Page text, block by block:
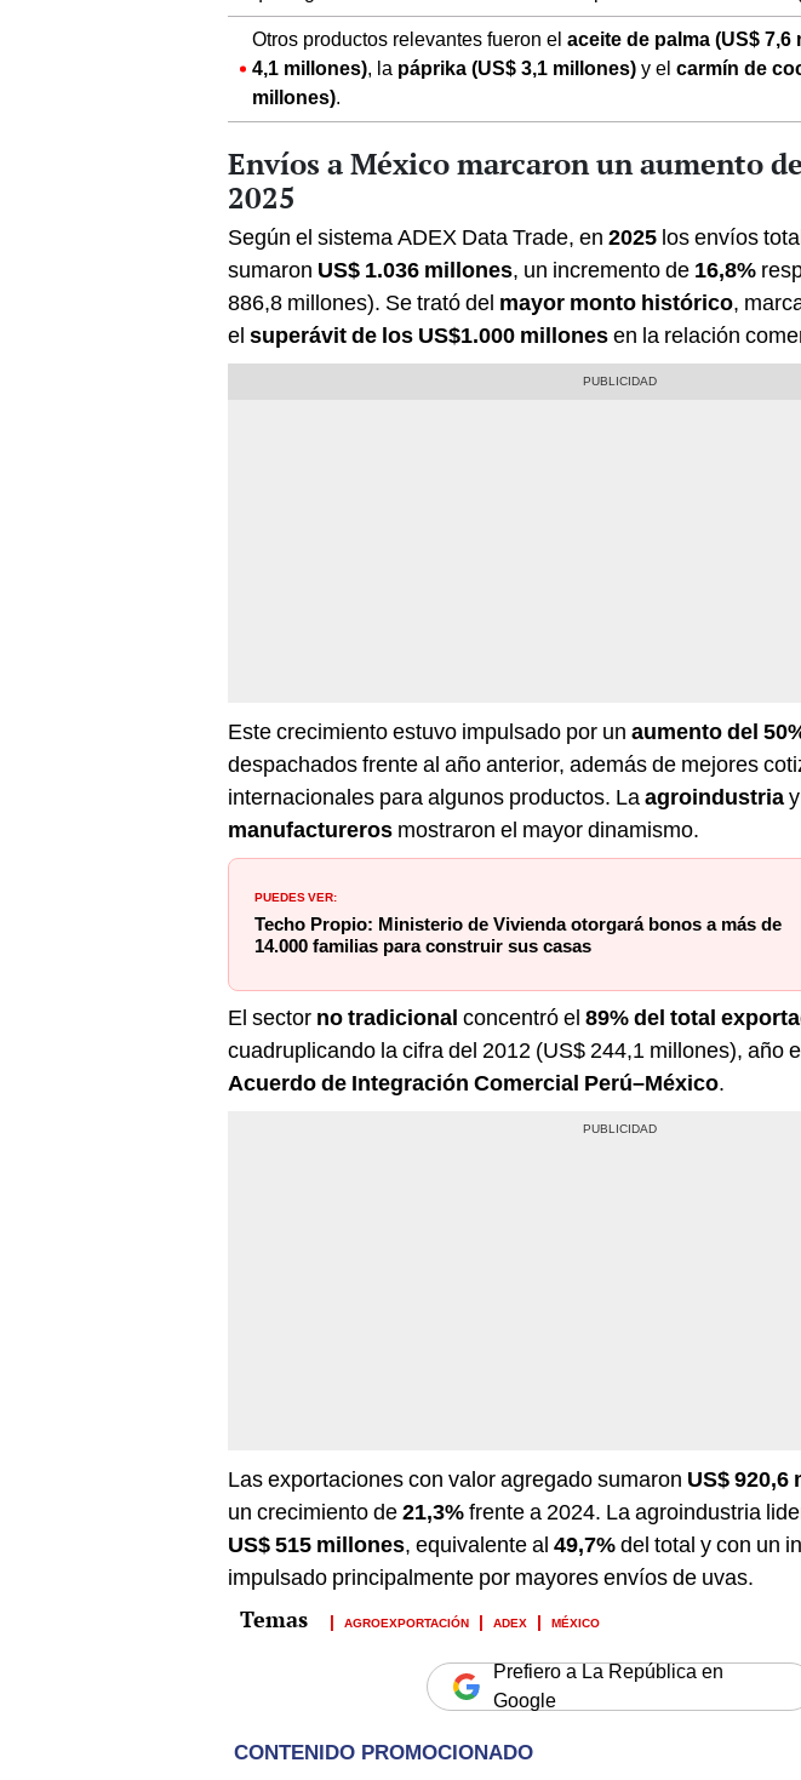
Otros productos relevantes fueron el aceite de palma (US$ 7,6
4,1 millones), la páprika (US$ 3,1 millones) y el carmín de
millones).
Envíos a México marcaron un aumento
2025
Según el sistema ADEX Data Trade, en 2025 los envíos
sumaron US$ 1.036 millones, un incremento de 16,8%
886,8 millones). Se trató del mayor monto histórico,
el superávit de los US$1.000 millonesen la relación
Este crecimiento estuvo impulsado por un aumento del
despachados frente al año anterior, además de mejores
internacionales para algunos productos. Laagroindustria
manufactureros mostraron el mayor dinamismo.
PUEDES VER:
Techo Propio: Ministerio de Vivienda otorgará bonos a más de
14.000 familias para construir sus casas
El sector no tradicional concentró el 89% del total
cuadruplicando la cifra del 2012 (US$ 244,1 millones), año
Acuerdo de Integración Comercial Perú–México.
Las exportaciones con valor agregado sumaron US$ 920,6
un crecimiento de21,3%frente a 2024. La agroindustria
US$ 515 millones, equivalente al 49,7%del total y con un
impulsado principalmente por mayores envíos de uvas.
AGROEXPORTACIÓN ADEX MÉXICO
Prefiero a La República en
Google